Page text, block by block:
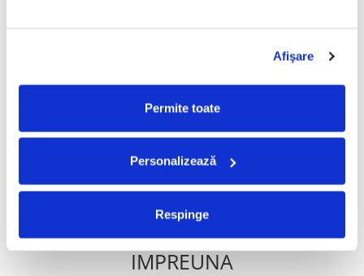
Afişare
Permite toate
Personalizează
Respinge
Da Hood Justice - Judecata
FRECVENT CUMPARATE
IMPREUNA